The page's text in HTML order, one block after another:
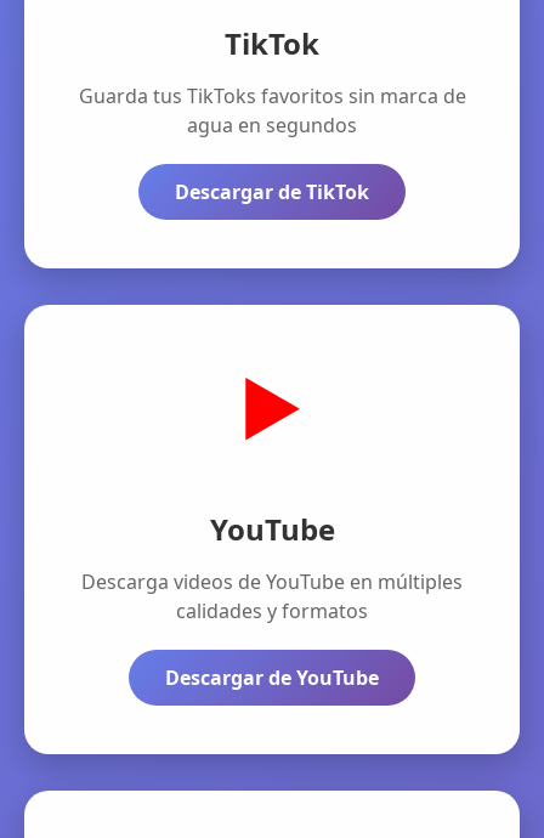
TikTok
Guarda tus TikToks favoritos sin marca de
agua en segundos
Descargar de TikTok
▶️
YouTube
Descarga videos de YouTube en múltiples
calidades y formatos
Descargar de YouTube